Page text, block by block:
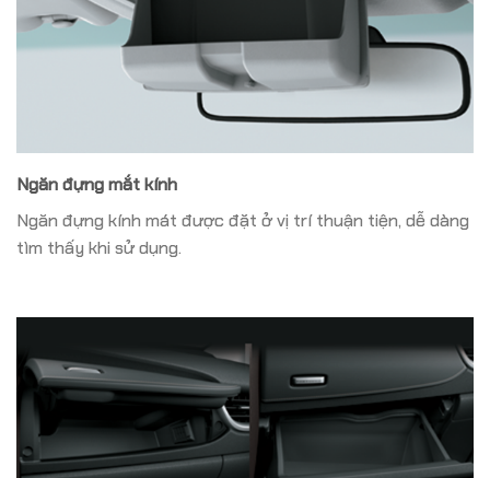
Ngăn đựng mắt kính
Ngăn đựng kính mát được đặt ở vị trí thuận tiện, dễ dàng
tìm thấy khi sử dụng.